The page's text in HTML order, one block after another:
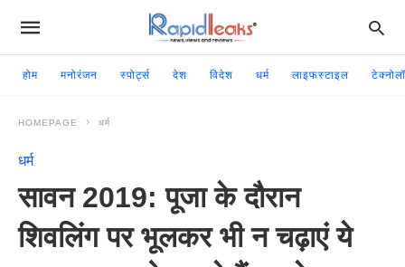
होम मनोरंजन स्पोर्ट्स देश विदेश धर्म लाइफस्टाइल
HOMEPAGE धर्म
धर्म
सावन 2019: पूजा के दौरान
शिवलिंग पर भूलकर भी न चढ़ाएं ये